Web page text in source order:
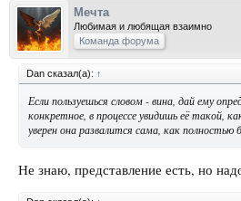
Мечта
Любимая и любящая взаимно
Команда форума
Dan сказал(а): ↑
Если пользуешься словом - вина, дай ему
конкретное, в процессе увидишь её такой,
уверен она развалится сама, как полностью
Не знаю, представление есть, но